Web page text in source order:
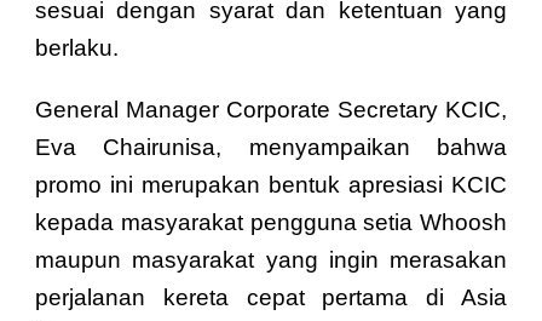
sesuai dengan syarat dan ketentuan yang
berlaku.
General Manager Corporate Secretary KCIC,
Eva Chairunisa, menyampaikan bahwa
promo ini merupakan bentuk apresiasi KCIC
kepada masyarakat pengguna setia Whoosh
maupun masyarakat yang ingin merasakan
perjalanan kereta cepat pertama di Asia